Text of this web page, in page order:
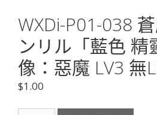
WXDi-P01-038
ンリル「藍色 精
像：惡魔 LV3 無
$1.00